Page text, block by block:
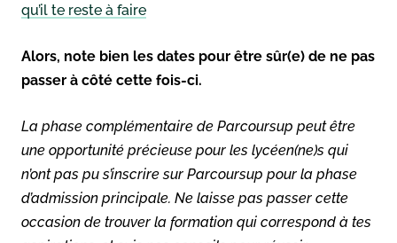
qu’il te reste à faire
Alors, note bien les dates pour être sûr(e) de ne pas
passer à côté cette fois-ci.
La phase complémentaire de Parcoursup peut être
une opportunité précieuse pour les lycéen(ne)s qui
n’ont pas pu s’inscrire sur Parcoursup pour la phase
d’admission principale. Ne laisse pas passer cette
occasion de trouver la formation qui correspond à tes